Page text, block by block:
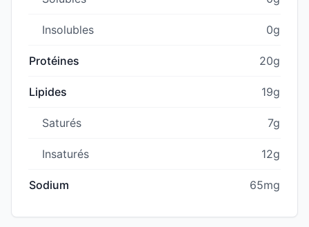
Insolubles 0g
Protéines 20g
Lipides 19g
Saturés 7g
Insaturés 12g
Sodium 65mg